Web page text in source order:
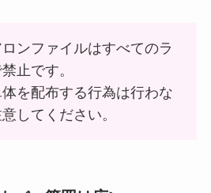
ンファイルはすべてのラ
止です。
を配布する行為は行わな
してください。